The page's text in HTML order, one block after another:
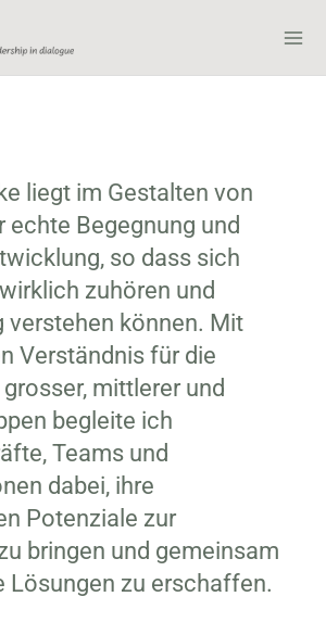
liegt im Gestalten von
echte Begegnung und
so dass sich
zuhören und
verstehen können. Mit
Verständnis für die
mittlerer und
begleite ich
Teams und
dabei, ihre
Potenziale zur
bringen und gemeinsam
Lösungen zu erschaffen.